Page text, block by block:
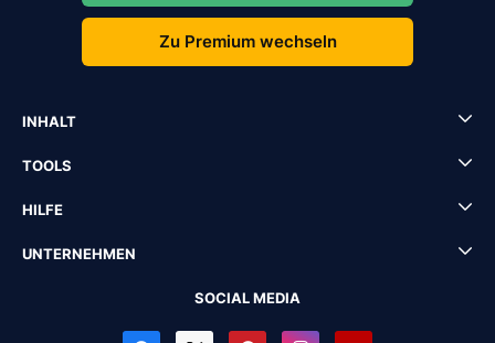
Zu Premium wechseln
INHALT
TOOLS
HILFE
UNTERNEHMEN
SOCIAL MEDIA